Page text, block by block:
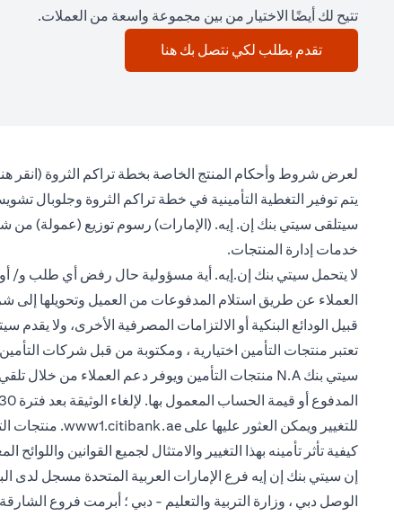
تتيح لك أيضًا الاختيار من بين مجموعة واسعة من العملات.
تقدم بطلب لكي نتصل بك هنا
لعرض شروط وأحكام المنتج الخاصة بخطة تراكم الثروة (انقر
يتم توفير التغطية التأمينية في خطة تراكم الثروة وجلوبال
سيتلقى سيتي بنك إن. إيه. (الإمارات) رسوم توزيع (عمولة) من
خدمات إدارة المنتجات.
لا يتحمل سيتي بنك إن.إيه. أية مسؤولية حال رفض أي طلب و/ أو
العملاء عن طريق استلام المدفوعات من العميل وتحويلها إلى
قبيل الودائع البنكية أو الالتزامات المصرفية الأخرى، ولا
للتغيير ويمكن العثور عليها على www1.citibank.ae
(opens in a new tab). منتجات
كيفية تأثر تأمينه بهذا التغيير والامتثال لجميع القوانين واللوائح
الوصل دبي ، وزارة التربية والتعليم - دبي ؛ أبرمت فروع